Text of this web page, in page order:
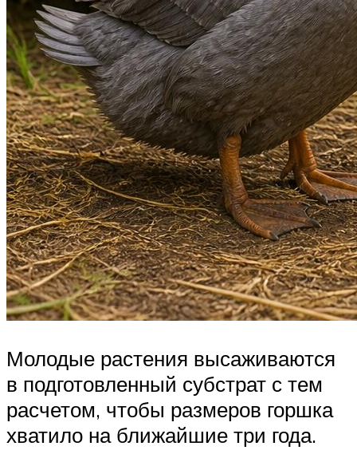
Молодые растения высаживаются
в подготовленный субстрат с тем
расчетом, чтобы размеров горшка
хватило на ближайшие три года.